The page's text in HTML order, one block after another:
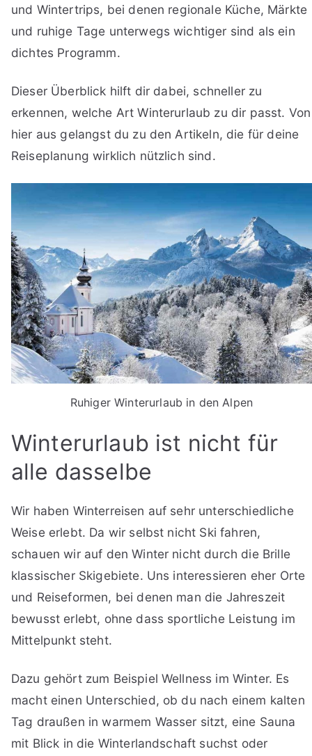
und Wintertrips, bei denen regionale Küche, Märkte
und ruhige Tage unterwegs wichtiger sind als ein
dichtes Programm.
Dieser Überblick hilft dir dabei, schneller zu
erkennen, welche Art Winterurlaub zu dir passt. Von
hier aus gelangst du zu den Artikeln, die für deine
Reiseplanung wirklich nützlich sind.
Ruhiger Winterurlaub in den Alpen
Winterurlaub ist nicht für
alle dasselbe
Wir haben Winterreisen auf sehr unterschiedliche
Weise erlebt. Da wir selbst nicht Ski fahren,
schauen wir auf den Winter nicht durch die Brille
klassischer Skigebiete. Uns interessieren eher Orte
und Reiseformen, bei denen man die Jahreszeit
bewusst erlebt, ohne dass sportliche Leistung im
Mittelpunkt steht.
Dazu gehört zum Beispiel Wellness im Winter. Es
macht einen Unterschied, ob du nach einem kalten
Tag draußen in warmem Wasser sitzt, eine Sauna
mit Blick in die Winterlandschaft suchst oder